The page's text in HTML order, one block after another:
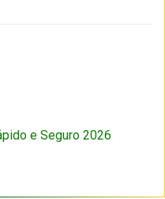
e Seguro 2026